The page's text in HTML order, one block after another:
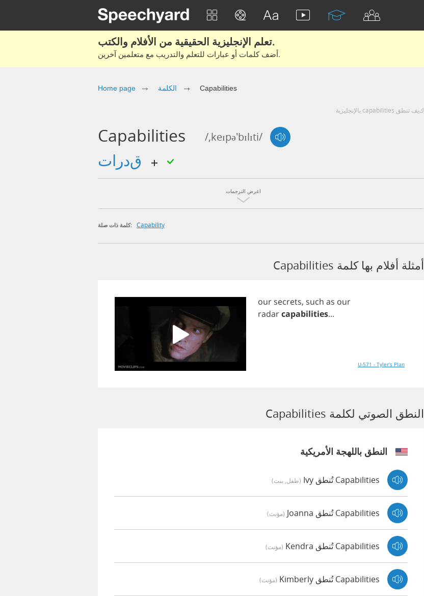
تعلم الإنجليزية الحقيقية من الأفلام والكتب.
أضف كلمات أو عبارات للتعلم والتدريب مع متعلمين آخرين.
Home page الكلمة Capabilities
كيف تنطق capabilities بالإنجليزية
Capabilities /,keɪpə'bɪlɪti/
اعرض الترجمات
كلمة ذات صلة: Capability
أمثلة أفلام بها كلمة Capabilities
our secrets, such as our
radarcapabilities...
U-571 - Tyler's Plan
النطق الصوتي لكلمة Capabilities
النطق باللهجة الأمريكية
Capabilities تُنطق Ivy (طفل, بنت)
Capabilities تُنطق Joanna (مؤنث)
Capabilities تُنطق Kendra (مؤنث)
Capabilities تُنطق Kimberly (مؤنث)